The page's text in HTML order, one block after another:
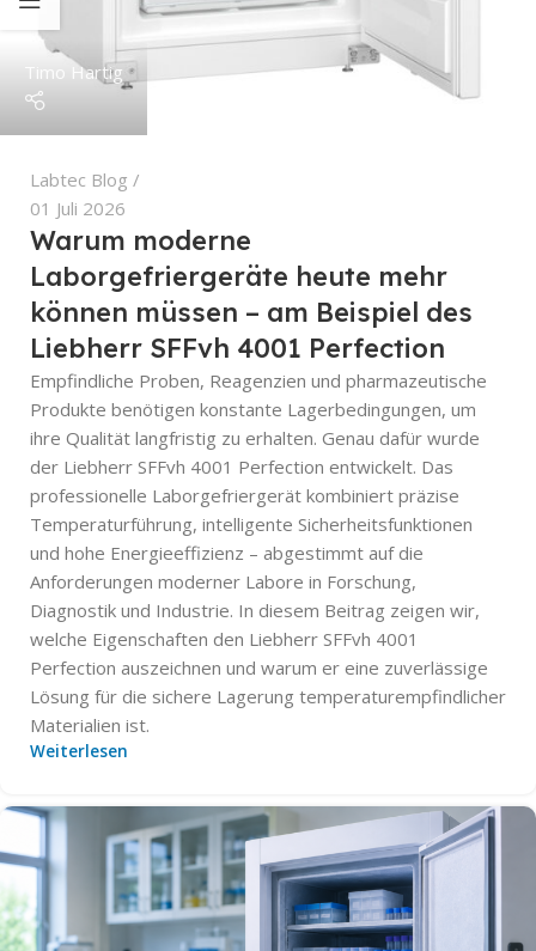
Timo Hartig
Labtec Blog
01 Juli 2026
Warum moderne
Laborgefriergeräte heute mehr
können müssen – am Beispiel des
Liebherr SFFvh 4001 Perfection
Empfindliche Proben, Reagenzien und pharmazeutische
Produkte benötigen konstante Lagerbedingungen, um
ihre Qualität langfristig zu erhalten. Genau dafür wurde
der Liebherr SFFvh 4001 Perfection entwickelt. Das
professionelle Laborgefriergerät kombiniert präzise
Temperaturführung, intelligente Sicherheitsfunktionen
und hohe Energieeffizienz – abgestimmt auf die
Anforderungen moderner Labore in Forschung,
Diagnostik und Industrie. In diesem Beitrag zeigen wir,
welche Eigenschaften den Liebherr SFFvh 4001
Perfection auszeichnen und warum er eine zuverlässige
Lösung für die sichere Lagerung temperaturempfindlicher
Materialien ist.
Weiterlesen